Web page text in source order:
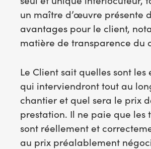
un maître d’œuvre présente
avantages pour le client,
matière de transparence du
Le Client sait quelles sont les
qui interviendront tout au
chantier et quel sera le prix
prestation. Il ne paie que les
sont réellement et
au prix préalablement